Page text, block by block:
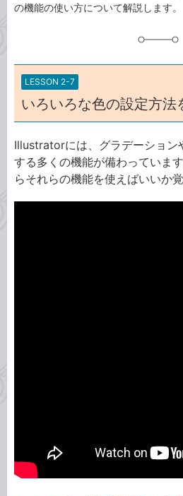
の機能の使い方について解説します。
LESSON 2-7
いろいろな色の設定方法
Illustratorには、グラデーション
する多くの機能が備わっていま
らそれらの機能を使えばいいか